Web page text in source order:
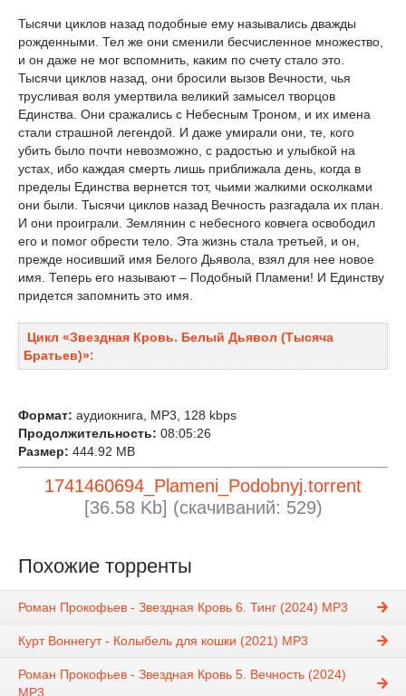
Тысячи циклов назад подобные ему назывались дважды
рожденными. Тел же они сменили бесчисленное множество,
и он даже не мог вспомнить, каким по счету стало это.
Тысячи циклов назад, они бросили вызов Вечности, чья
трусливая воля умертвила великий замысел творцов
Единства. Они сражались с Небесным Троном, и их имена
стали страшной легендой. И даже умирали они, те, кого
убить было почти невозможно, с радостью и улыбкой на
устах, ибо каждая смерть лишь приближала день, когда в
пределы Единства вернется тот, чьими жалкими осколками
они были. Тысячи циклов назад Вечность разгадала их план.
И они проиграли. Землянин с небесного ковчега освободил
его и помог обрести тело. Эта жизнь стала третьей, и он,
прежде носивший имя Белого Дьявола, взял для нее новое
имя. Теперь его называют – Подобный Пламени! И Единству
придется запомнить это имя.
Цикл «Звездная Кровь. Белый Дьявол (Тысяча
Братьев)»:
Формат: аудиокнига, MP3, 128 kbps
Продолжительность: 08:05:26
Размер: 444.92 MB
1741460694_Plameni_Podobnyj.torrent
[36.58 Kb] (cкачиваний: 529)
Похожие торренты
Роман Прокофьев - Звездная Кровь 6. Тинг (2024) MP3
Курт Воннегут - Колыбель для кошки (2021) MP3
Роман Прокофьев - Звездная Кровь 5. Вечность (2024)
MP3